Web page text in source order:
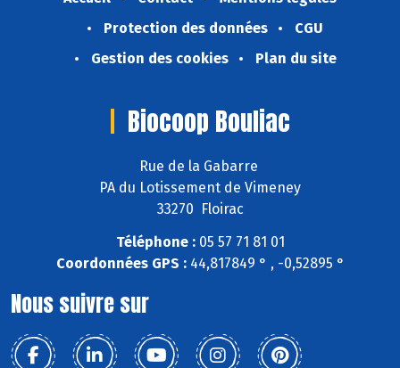
Protection des données
CGU
Gestion des cookies
Plan du site
Biocoop Bouliac
Rue de la Gabarre
PA du Lotissement de Vimeney
33270 Floirac
Téléphone :05 57 71 81 01
Coordonnées GPS :44,817849 ° , -0,52895 °
Nous suivre sur